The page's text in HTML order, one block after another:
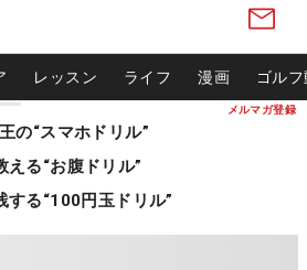
メルマガ登録
レッスン ライフ 漫画 ゴル
の“スマホドリル”
える“お腹ドリル”
する“100円玉ドリル”